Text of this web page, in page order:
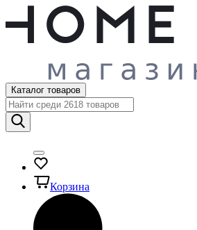
Каталог товаров
Корзина